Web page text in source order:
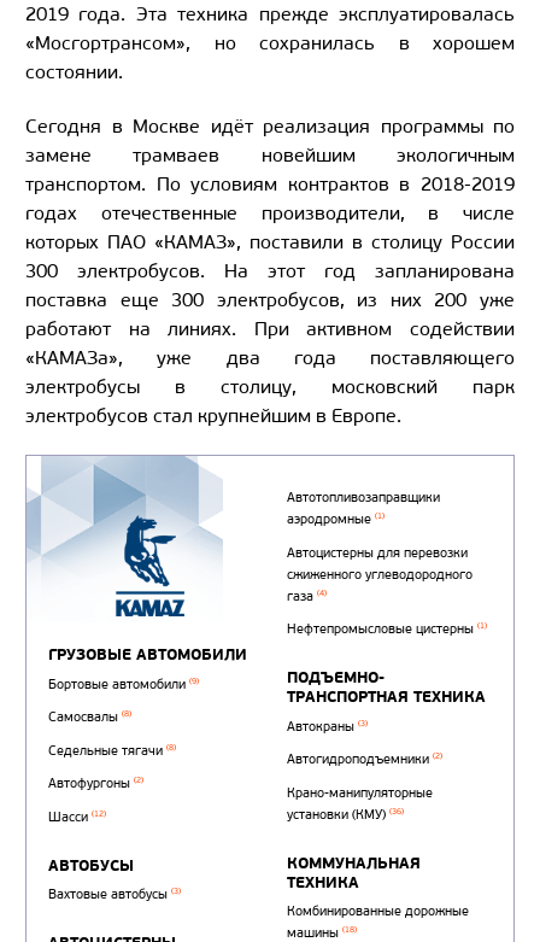
2019 года. Эта техника прежде эксплуатировалась
«Мосгортрансом», но сохранилась в хорошем
состоянии.
Сегодня в Москве идёт реализация программы по
замене трамваев новейшим экологичным
транспортом. По условиям контрактов в 2018-2019
годах отечественные производители, в числе
которых ПАО «КАМАЗ», поставили в столицу России
300 электробусов. На этот год запланирована
поставка еще 300 электробусов, из них 200 уже
работают на линиях. При активном содействии
«КАМАЗа», уже два года поставляющего
электробусы в столицу, московский парк
электробусов стал крупнейшим в Европе.